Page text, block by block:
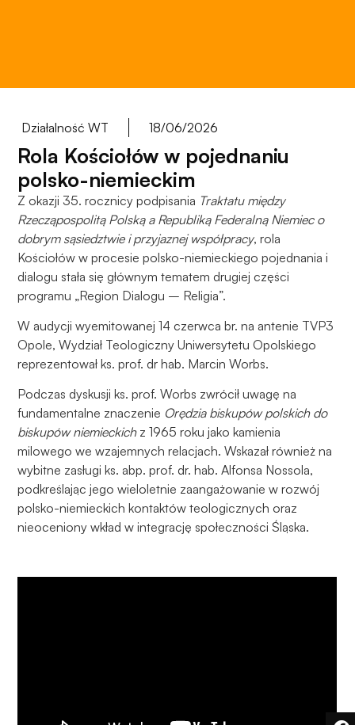
Działalność WT 18/06/2026
Rola Kościołów w pojednaniu
polsko-niemieckim
Z okazji 35. rocznicy podpisania Traktatu między
Rzecząpospolitą Polską a Republiką Federalną Niemiec o
dobrym sąsiedztwie i przyjaznej współpracy, rola
Kościołów w procesie polsko-niemieckiego pojednania i
dialogu stała się głównym tematem drugiej części
programu „Region Dialogu – Religia”.
W audycji wyemitowanej 14 czerwca br. na antenie TVP3
Opole, Wydział Teologiczny Uniwersytetu Opolskiego
reprezentował ks. prof. dr hab. Marcin Worbs.
Podczas dyskusji ks. prof. Worbs zwrócił uwagę na
fundamentalne znaczenie Orędzia biskupów polskich do
biskupów niemieckichz 1965 roku jako kamienia
milowego we wzajemnych relacjach. Wskazał również na
wybitne zasługi ks. abp. prof. dr. hab. Alfonsa Nossola,
podkreślając jego wieloletnie zaangażowanie w rozwój
polsko-niemieckich kontaktów teologicznych oraz
nieoceniony wkład w integrację społeczności Śląska.
strony
na podstawie
strona jest
Doświadczenie
Aby nasza
strona
internetowa
działała jak
najlepiej
podczas
twojego
przejścia na nią.
Jeśli odrzucisz
te pliki cookie,
niektóre funkcje
znikną ze strony
internetowej.
Marketing
Udostępniając